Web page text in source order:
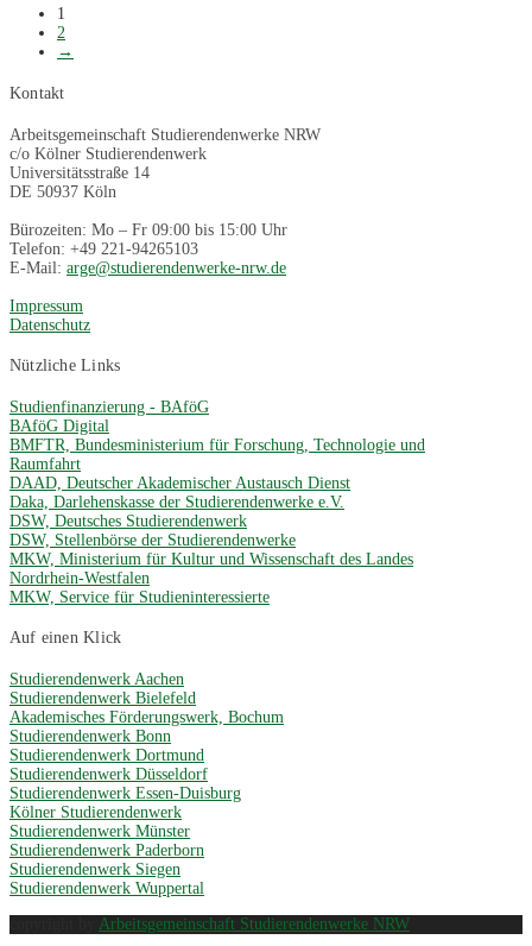
1
2
→
Kontakt
Arbeitsgemeinschaft Studierendenwerke NRW
c/o Kölner Studierendenwerk
Universitätsstraße 14
DE 50937 Köln
Bürozeiten: Mo – Fr 09:00 bis 15:00 Uhr
Telefon: +49 221-94265103
E-Mail: arge@studierendenwerke-nrw.de
Impressum
Datenschutz
Nützliche Links
Studienfinanzierung - BAföG
BAföG Digital
BMFTR, Bundesministerium für Forschung, Technologie und
Raumfahrt
DAAD, Deutscher Akademischer Austausch Dienst
Daka, Darlehenskasse der Studierendenwerke e.V.
DSW, Deutsches Studierendenwerk
DSW, Stellenbörse der Studierendenwerke
MKW, Ministerium für Kultur und Wissenschaft des Landes
Nordrhein-Westfalen
MKW, Service für Studieninteressierte
Auf einen Klick
Studierendenwerk Aachen
Studierendenwerk Bielefeld
Akademisches Förderungswerk, Bochum
Studierendenwerk Bonn
Studierendenwerk Dortmund
Studierendenwerk Düsseldorf
Studierendenwerk Essen-Duisburg
Kölner Studierendenwerk
Studierendenwerk Münster
Studierendenwerk Paderborn
Studierendenwerk Siegen
Studierendenwerk Wuppertal
Arbeitsgemeinschaft Studierendenwerke NRW